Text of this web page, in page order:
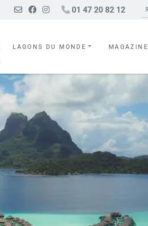
01 47 20 82 12
LAGONS DU MONDE MAGAZINE